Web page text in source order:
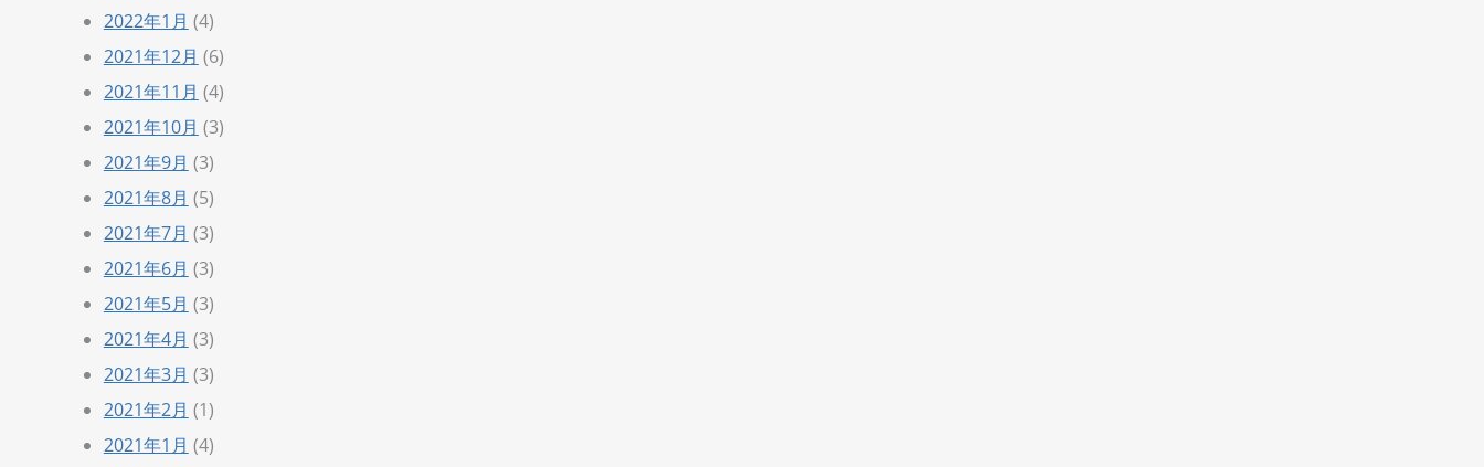
2022年1月 (4)
2021年12月 (6)
2021年11月 (4)
2021年10月 (3)
2021年9月 (3)
2021年8月 (5)
2021年7月 (3)
2021年6月 (3)
2021年5月 (3)
2021年4月 (3)
2021年3月 (3)
2021年2月 (1)
2021年1月 (4)